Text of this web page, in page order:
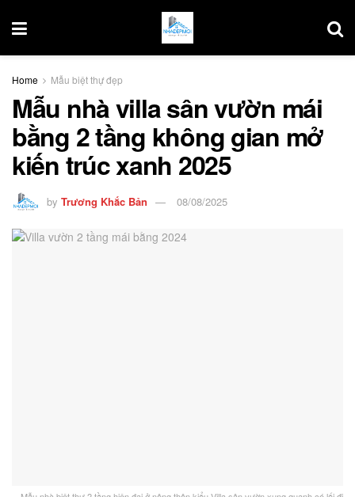
Home Mẫu biệt thự đẹp
Mẫu nhà villa sân vườn mái
bằng 2 tầng không gian mở
kiến trúc xanh 2025
by Trương Khắc Bản 08/08/2025